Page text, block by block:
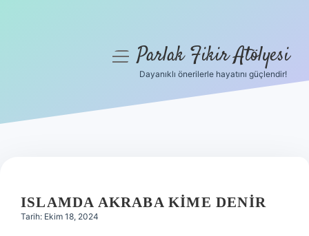
Hakkımızda
menüyüParlak Fikir Atölyesi
Dayanıklı önerilerle hayatını güçlendir!
ISLAMDA AKRABA KIME DENIR
Tarih: Ekim 18, 2024